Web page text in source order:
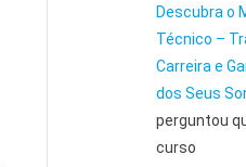
Descubra o
Técnico –
Carreira e
dos Seus
perguntou
curso